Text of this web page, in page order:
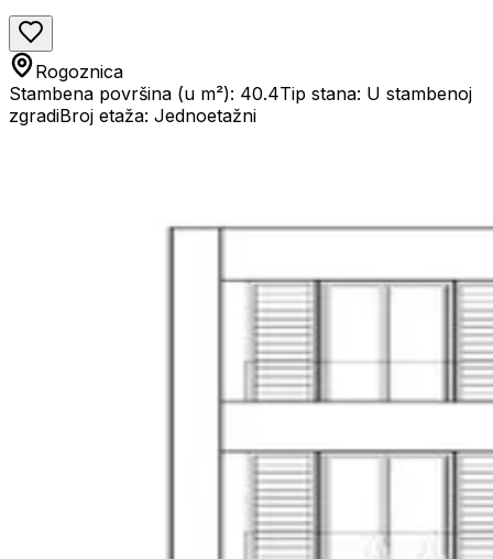
Rogoznica
Stambena površina (u m²): 40.4Tip stana: U stambenoj
zgradiBroj etaža: Jednoetažni